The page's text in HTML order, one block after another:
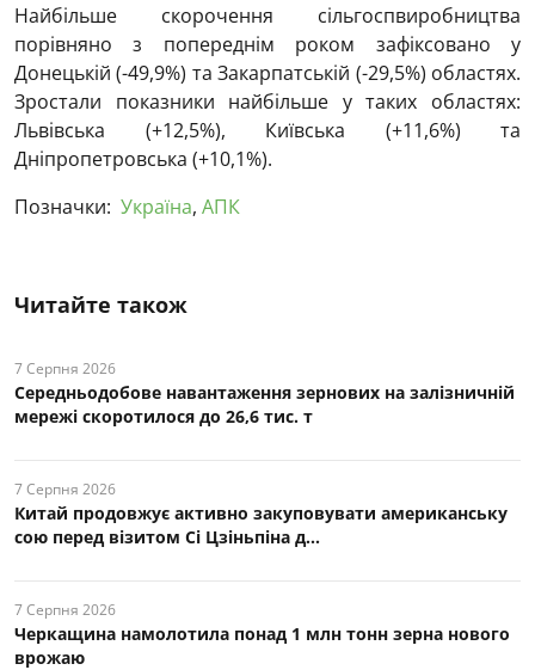
Найбільше скорочення сільгоспвиробництва
порівняно з попереднім роком зафіксовано у
Донецькій (-49,9%) та Закарпатській (-29,5%) областях.
Зростали показники найбільше у таких областях:
Львівська (+12,5%), Київська (+11,6%) та
Дніпропетровська (+10,1%).
Позначки: Україна, АПК
Читайте також
7 Серпня 2026
Середньодобове навантаження зернових на залізничній
мережі скоротилося до 26,6 тис. т
7 Серпня 2026
Китай продовжує активно закуповувати американську
сою перед візитом Сі Цзіньпіна д...
7 Серпня 2026
Черкащина намолотила понад 1 млн тонн зерна нового
врожаю